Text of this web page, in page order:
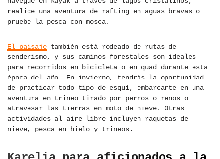
realice una aventura de rafting en aguas bravas o
pruebe la pesca con mosca.
El paisaje también está rodeado de rutas de
senderismo, y sus caminos forestales son ideales
para recorridos en bicicleta o en quad durante esta
época del año. En invierno, tendrás la oportunidad
de practicar todo tipo de esquí, embarcarte en una
aventura en trineo tirado por perros o renos o
atravesar las tierras en moto de nieve. Otras
actividades al aire libre incluyen raquetas de
nieve, pesca en hielo y trineos.